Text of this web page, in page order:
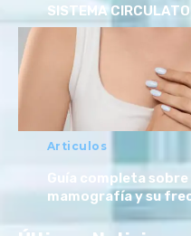
SISTEMA
Articulos
Guía completa
mamografía y su